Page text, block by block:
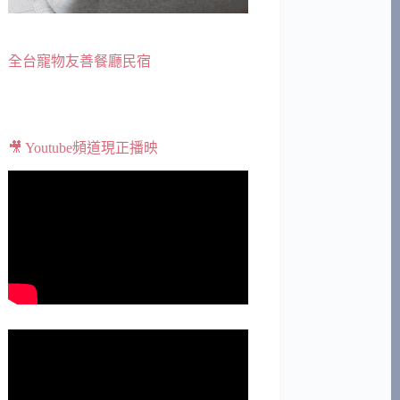
全台寵物友善餐廳民宿
🎥 Youtube頻道現正播映